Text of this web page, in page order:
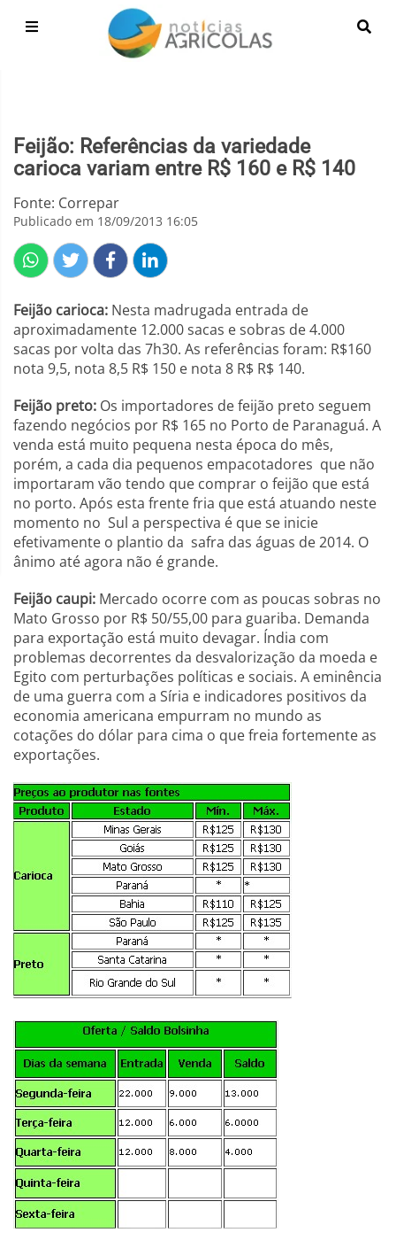
Feijão: Referências da variedade
carioca variam entre R$ 160 e R$ 140
Fonte: Correpar
Publicado em 18/09/2013 16:05
Feijão carioca: Nesta madrugada entrada de
aproximadamente 12.000 sacas e sobras de 4.000
sacas por volta das 7h30. As referências foram: R$160
nota 9,5, nota 8,5 R$ 150 e nota 8 R$ R$ 140.
Feijão preto: Os importadores de feijão preto seguem
fazendo negócios por R$ 165 no Porto de Paranaguá. A
venda está muito pequena nesta época do mês,
porém, a cada dia pequenos empacotadores que não
importaram vão tendo que comprar o feijão que está
no porto. Após esta frente fria que está atuando neste
momento no Sul a perspectiva é que se inicie
efetivamente o plantio da safra das águas de 2014. O
ânimo até agora não é grande.
Feijão caupi: Mercado ocorre com as poucas sobras no
Mato Grosso por R$ 50/55,00 para guariba. Demanda
para exportação está muito devagar. Índia com
problemas decorrentes da desvalorização da moeda e
Egito com perturbações políticas e sociais. A eminência
de uma guerra com a Síria e indicadores positivos da
economia americana empurram no mundo as
cotações do dólar para cima o que freia fortemente as
exportações.